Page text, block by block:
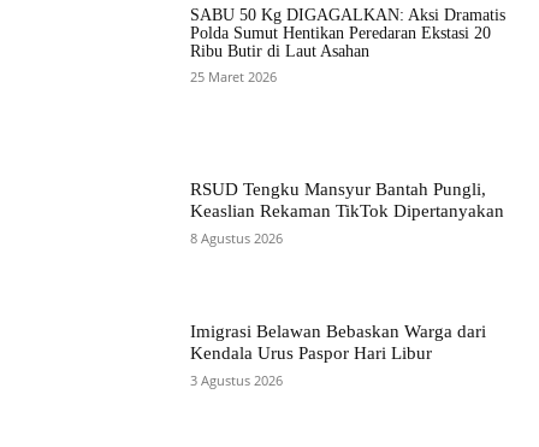
SABU 50 Kg DIGAGALKAN: Aksi Dramatis
Polda Sumut Hentikan Peredaran Ekstasi 20
Ribu Butir di Laut Asahan
25 Maret 2026
RSUD Tengku Mansyur Bantah Pungli,
Keaslian Rekaman TikTok Dipertanyakan
8 Agustus 2026
Imigrasi Belawan Bebaskan Warga dari
Kendala Urus Paspor Hari Libur
3 Agustus 2026